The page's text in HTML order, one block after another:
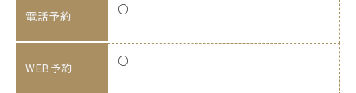
電話予約 ○
WEB予約 ○